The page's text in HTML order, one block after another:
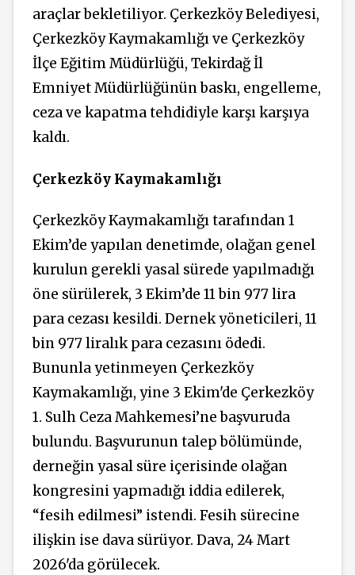
araçlar bekletiliyor. Çerkezköy Belediyesi,
Çerkezköy Kaymakamlığı ve Çerkezköy
İlçe Eğitim Müdürlüğü, Tekirdağ İl
Emniyet Müdürlüğünün baskı, engelleme,
ceza ve kapatma tehdidiyle karşı karşıya
kaldı.
Çerkezköy Kaymakamlığı
Çerkezköy Kaymakamlığı tarafından 1
Ekim’de yapılan denetimde, olağan genel
kurulun gerekli yasal sürede yapılmadığı
öne sürülerek, 3 Ekim’de 11 bin 977 lira
para cezası kesildi. Dernek yöneticileri, 11
bin 977 liralık para cezasını ödedi.
Bununla yetinmeyen Çerkezköy
Kaymakamlığı, yine 3 Ekim'de Çerkezköy
1. Sulh Ceza Mahkemesi’ne başvuruda
bulundu. Başvurunun talep bölümünde,
derneğin yasal süre içerisinde olağan
kongresini yapmadığı iddia edilerek,
“fesih edilmesi” istendi. Fesih sürecine
ilişkin ise dava sürüyor. Dava, 24 Mart
2026'da görülecek.